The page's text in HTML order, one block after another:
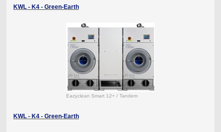
KWL - K4 - Green-Earth
Eazyclean Smart 12+ / Tandem
KWL - K4 - Green-Earth